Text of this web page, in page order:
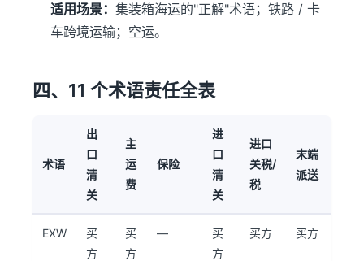
适用场景： 集装箱海运的"正解"术语；铁路 / 卡
车跨境运输；空运。
四、11 个术语责任全表
术语
出
口
清
关
主
运
费
保险
进
口
清
关
进口
关税/
税
末端
派送
EXW
买
方
买
方
—
买
方
买方 买方